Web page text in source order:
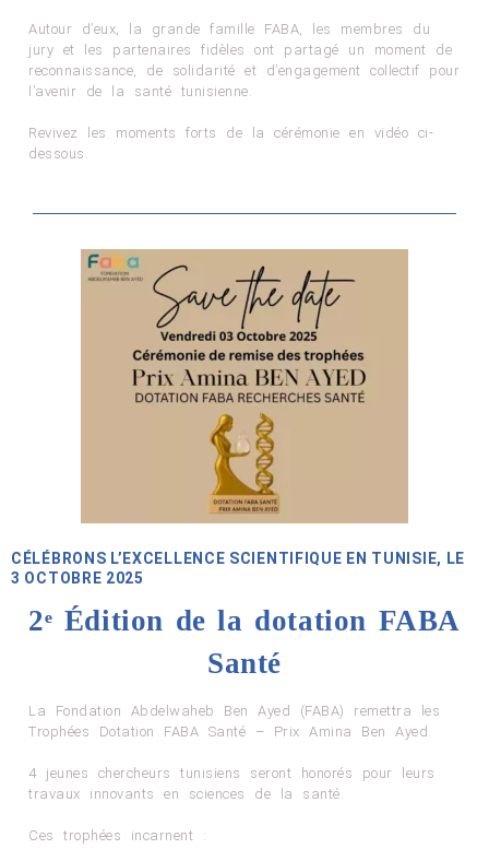
Autour d’eux, la grande famille FABA, les membres du
jury et les partenaires fidèles ont partagé un moment de
reconnaissance, de solidarité et d’engagement collectif pour
l’avenir de la santé tunisienne.
Revivez les moments forts de la cérémonie en vidéo ci-
dessous.
CÉLÉBRONS L’EXCELLENCE SCIENTIFIQUE EN TUNISIE, LE
3 OCTOBRE 2025
2ᵉ Édition de la dotation FABA
Santé
La Fondation Abdelwaheb Ben Ayed (FABA) remettra les
Trophées Dotation FABA Santé – Prix Amina Ben Ayed.
4 jeunes chercheurs tunisiens seront honorés pour leurs
travaux innovants en sciences de la santé.
Ces trophées incarnent :